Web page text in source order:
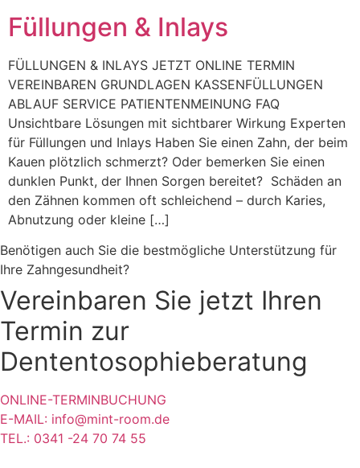
Füllungen & Inlays
FÜLLUNGEN & INLAYS JETZT ONLINE TERMIN
VEREINBAREN GRUNDLAGEN KASSENFÜLLUNGEN
ABLAUF SERVICE PATIENTENMEINUNG FAQ
Unsichtbare Lösungen mit sichtbarer Wirkung Experten
für Füllungen und Inlays Haben Sie einen Zahn, der beim
Kauen plötzlich schmerzt? Oder bemerken Sie einen
dunklen Punkt, der Ihnen Sorgen bereitet? Schäden an
den Zähnen kommen oft schleichend – durch Karies,
Abnutzung oder kleine […]
Benötigen auch Sie die bestmögliche Unterstützung für
Ihre Zahngesundheit?
Vereinbaren Sie jetzt Ihren
Termin zur
Dententosophieberatung
ONLINE-TERMINBUCHUNG
E-MAIL: info@mint-room.de
TEL.: 0341 -24 70 74 55